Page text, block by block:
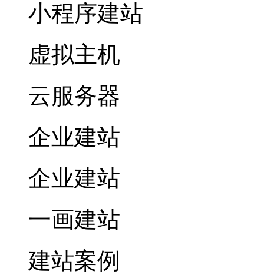
小程序建站
虚拟主机
云服务器
企业建站
企业建站
一画建站
建站案例